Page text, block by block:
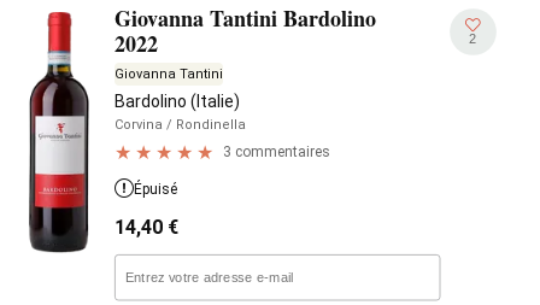
Giovanna Tantini Bardolino
2022
Giovanna Tantini
Bardolino (Italie)
Corvina / Rondinella
3 commentaires
2
Épuisé
14,40 €